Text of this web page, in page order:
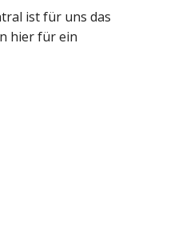
ist für uns das
hier für ein